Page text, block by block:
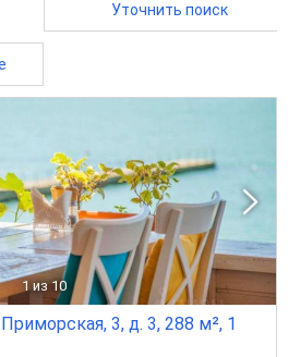
Уточнить поиск
1 из 10
3, д. 3, 288 м², 1